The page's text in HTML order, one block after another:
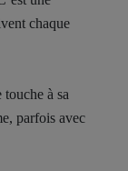
chaque
à sa
parfois avec